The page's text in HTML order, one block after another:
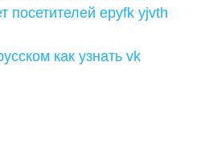
посетителей epyfk yjvth
как узнать vk